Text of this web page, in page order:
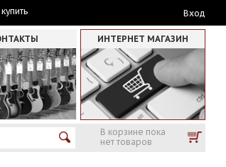
Вход
ИНТЕРНЕТ МАГАЗИН
В корзине пока
нет товаров